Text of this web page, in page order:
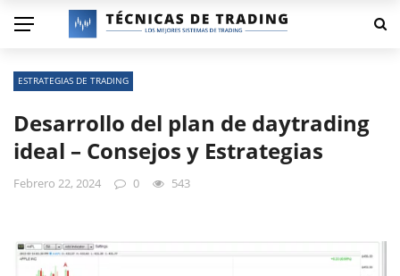
ESTRATEGIAS DE TRADING
Desarrollo del plan de daytrading
ideal – Consejos y Estrategias
Febrero 22, 2024 0 543